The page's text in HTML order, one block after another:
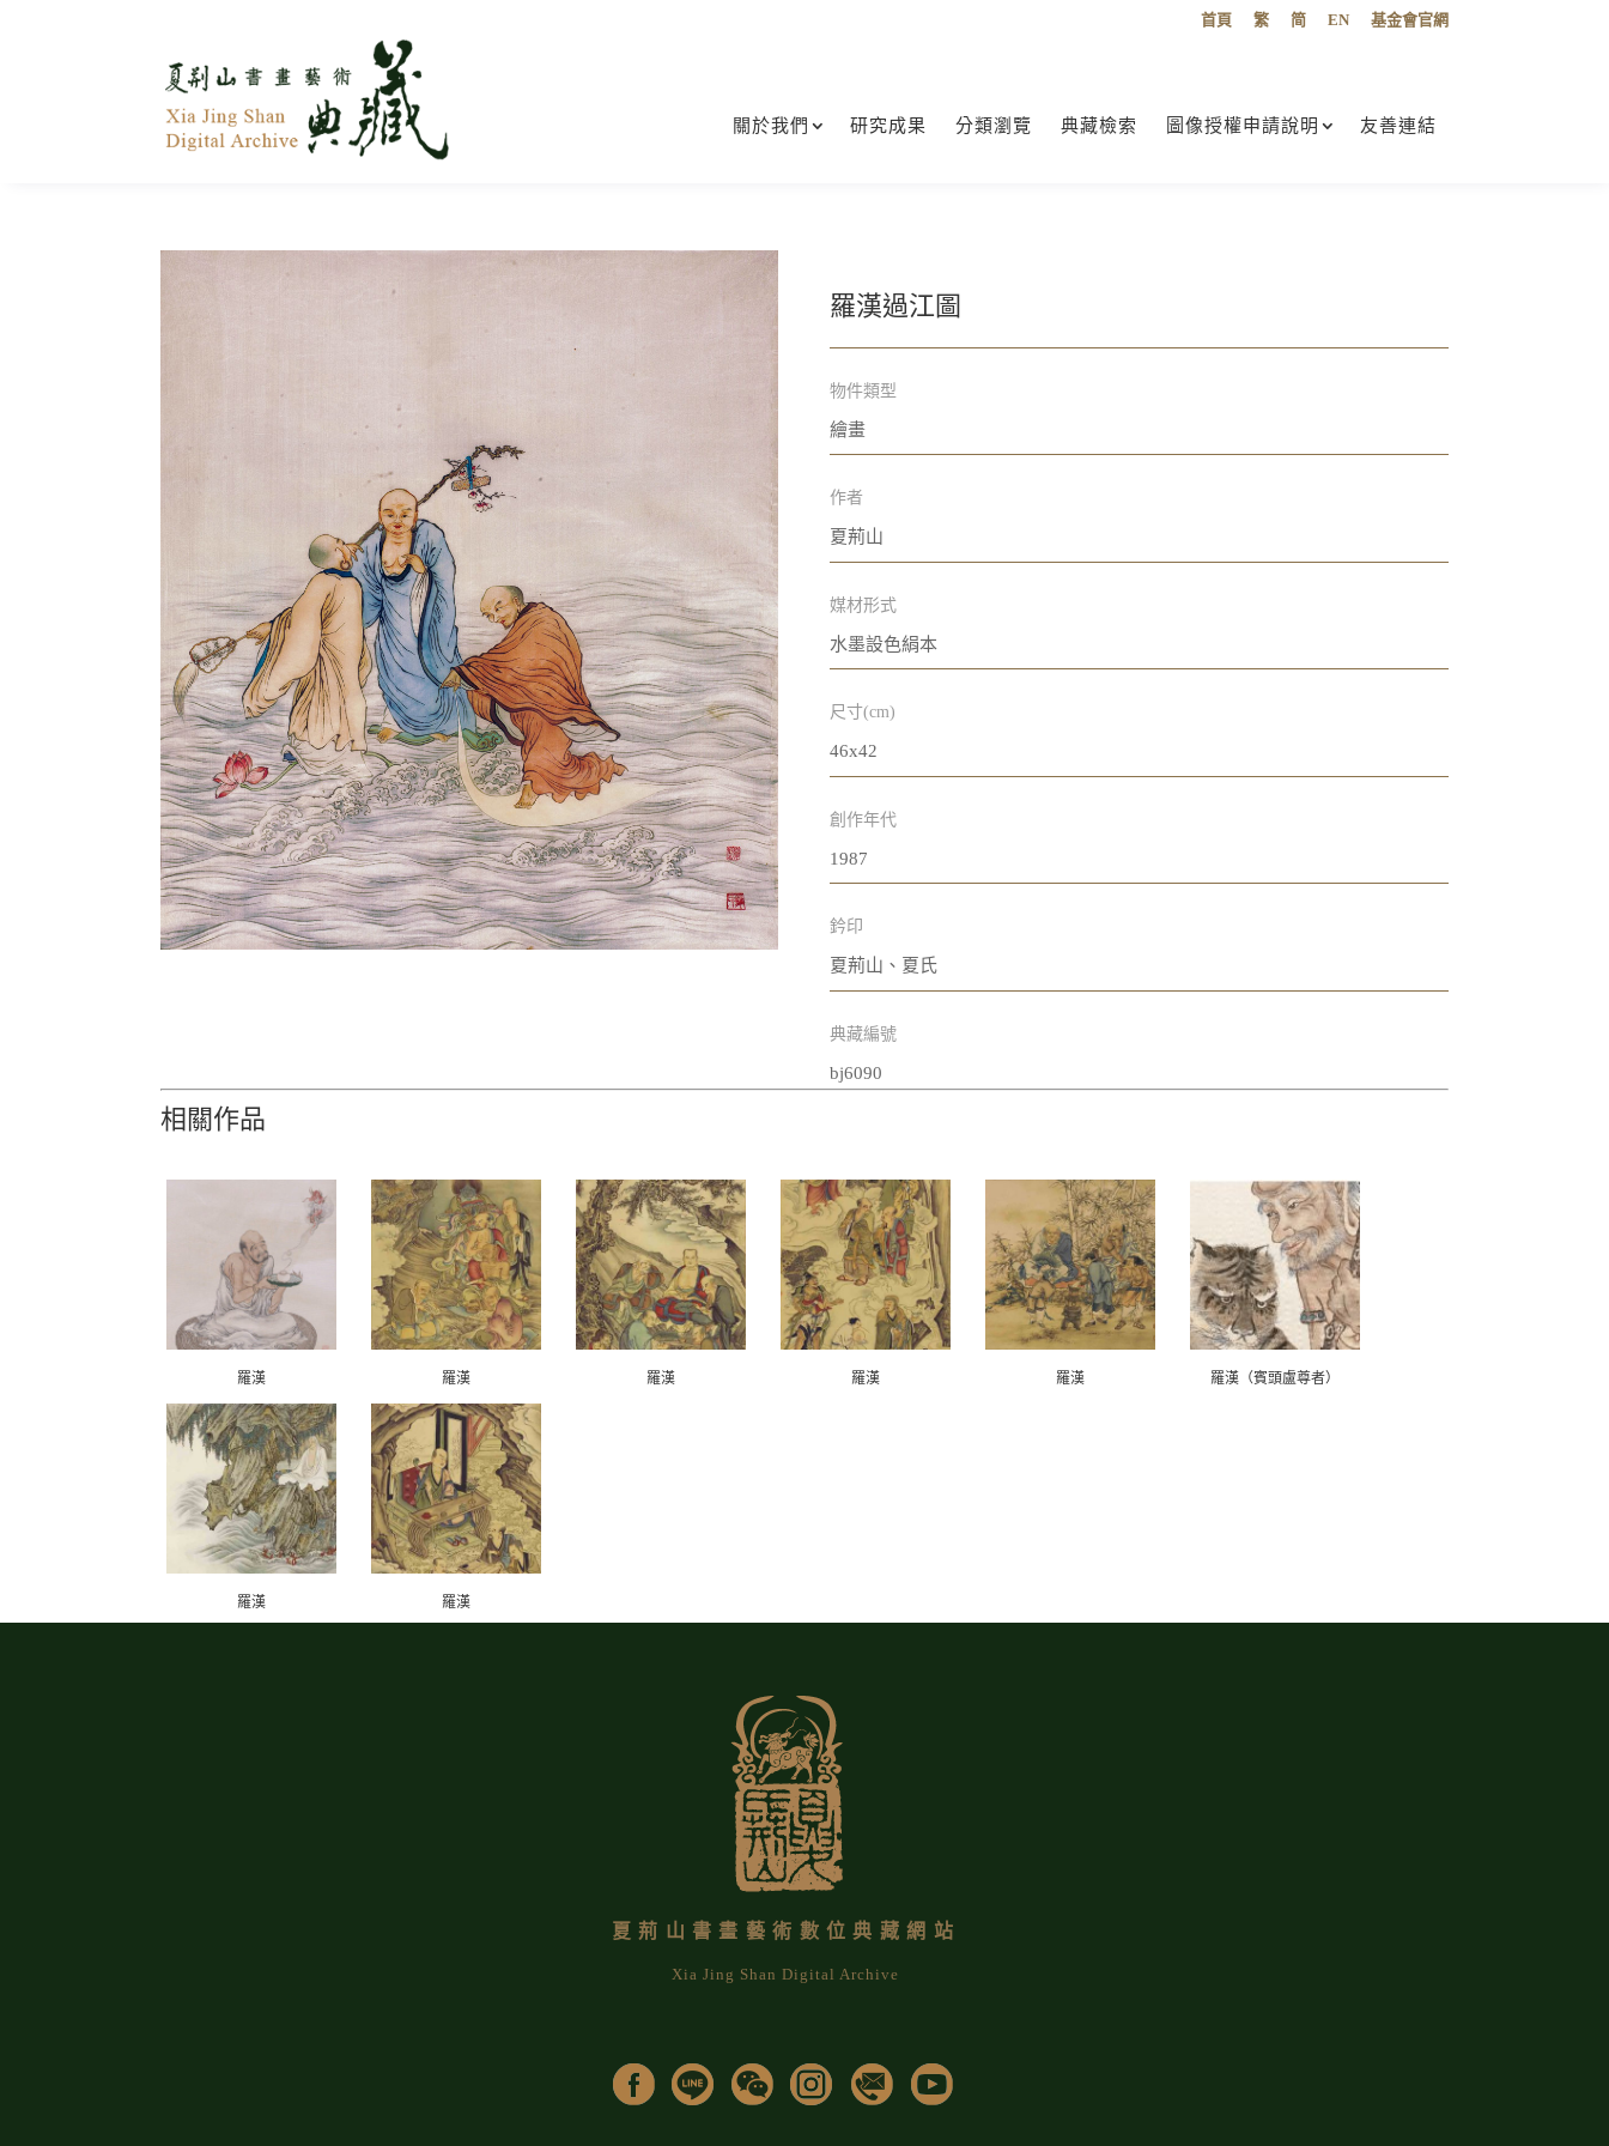
首頁 繁 简 EN 基金會官網
關於我們 研究成果 分類瀏覽 典藏檢索 圖像授權申請說明 友善連結
羅漢過江圖
物件類型
繪畫
作者
夏荊山
媒材形式
水墨設色絹本
尺寸(cm)
46x42
創作年代
1987
鈐印
夏荊山、夏氏
典藏編號
bj6090
相關作品
羅漢 羅漢 羅漢 羅漢 羅漢 羅漢（賓頭盧尊者）
羅漢 羅漢
夏荊山書畫藝術數位典藏網站
Xia Jing Shan Digital Archive